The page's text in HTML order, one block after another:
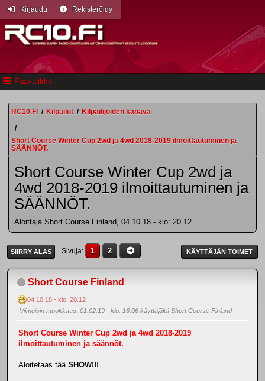
Päävalikko
Kirjaudu Rekisteröidy
RC10.FI / Kilpailut / Kilpailijoiden kanava
/
Short Course Winter Cup 2wd ja 4wd 2018-2019 ilmoittautuminen ja
SÄÄNNÖT.
Short Course Winter Cup 2wd ja
4wd 2018-2019 ilmoittautuminen ja
SÄÄNNÖT.
Aloittaja Short Course Finland, 04.10.18 - klo: 20.12
SIIRRY ALAS Sivuja 1 2 KÄYTTÄJÄN TOIMET
Short Course Finland
04.10.18 - klo: 20.12
Viimeisin muokkaus: 01.02.19 - klo: 16.06 käyttäjältä Short Course Finland
Short Course Winter Cup 2wd ja 4wd 2018-2019
ilmoittautuminen ja säännöt.
Aloitetaas tää SHOW!!!